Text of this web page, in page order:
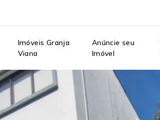
Imóveis Granja
Viana
Anúncie seu
Imóvel